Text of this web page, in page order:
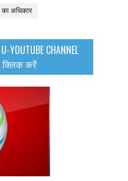
अधिकार
YOUTUBE CHANNEL
क्लिक करें